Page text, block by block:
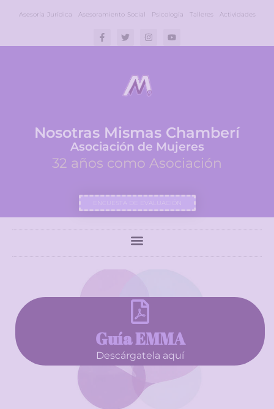
Asesoría Jurídica Asesoramiento Social Psicología Talleres Actividades
Nosotras Mismas Chamberí
Asociación de Mujeres
32 años como Asociación
ENCUESTA DE EVALUACIÓN
Guía EMMA
Descárgatela aquí